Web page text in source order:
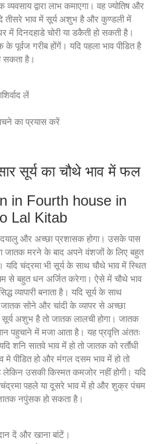
व्यवसाय द्वारा लाभ कमाएगा। वह ज्योतिष और
तीसरे भाव में सूर्य अशुभ है और कुण्डली में
दिनदहाडे चोरी या डकैती हो सकती है।
के पूर्वज गरीब होंगें। यदि पहला भाव पीडित है
सकता है।
लें
का प्रयास करें
सूर्य का चौथे भाव में फल
in Fourth house in
Lal Kitab
दयालु और अच्छा प्रशासक होगा। उसके पास
जातक मरने के बाद अपने वंशजों के लिए बहुत
चंद्रमा भी सूर्य के साथ चौथे भाव में स्थित
से बहुत धन अर्जित करेगा। ऐसे में चौथे भाव
व्यापारी बनाता है। यदि सूर्य के साथ
जातक सोने और चांदी के व्यापर से अच्छा
सूर्य अशुभ है तो जातक लालची होगा। जातक
पहुचाने में मजा आता है। यह प्रवृत्ति अंततः
शनि सातवे भाव में हो तो जातक को रतौंधी
मे पीडित हो और मंगल दसम भाव में हो तो
उसकी किस्मत कमजोर नहीं होगी। यदि
चंद्रमा पहले या दूसरे भाव में हो और शुक्र पंचम
नपुंसक हो सकता है।
दें और खाना बांटें।